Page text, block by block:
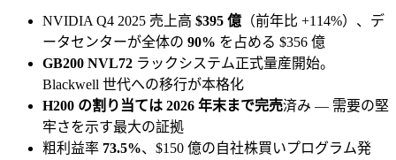
NVIDIA Q4 2025 売上高 $395 億 （前年比 +114%）、デ
ータセンターが全体の 90% を占める $356 億
GB200 NVL72 ラックシステム正式量産開始。
Blackwell 世代への移行が本格化
H200 の割り当ては 2026 年末まで完売済み — 需要の堅
牢さを示す最大の証拠
粗利益率 73.5%、$150 億の自社株買いプログラム発